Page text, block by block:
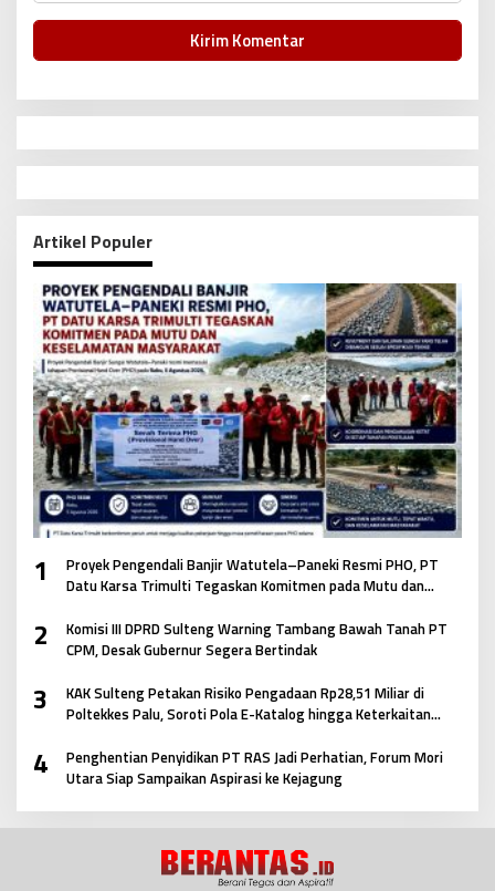
Artikel Populer
1
Proyek Pengendali Banjir Watutela–Paneki Resmi PHO, PT
Datu Karsa Trimulti Tegaskan Komitmen pada Mutu dan
2
Komisi III DPRD Sulteng Warning Tambang Bawah Tanah PT
CPM, Desak Gubernur Segera Bertindak
3
KAK Sulteng Petakan Risiko Pengadaan Rp28,51 Miliar di
Poltekkes Palu, Soroti Pola E-Katalog hingga Keterkaitan
4
Penghentian Penyidikan PT RAS Jadi Perhatian, Forum Mori
Utara Siap Sampaikan Aspirasi ke Kejagung